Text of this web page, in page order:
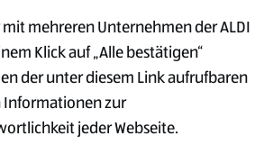
mehreren Unternehmen der ALDI
Klick auf „Alle bestätigen“
der unter diesem Link aufrufbaren
Informationen zur
jeder Webseite.